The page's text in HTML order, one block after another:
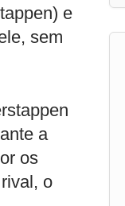
e
sem
a
os
o